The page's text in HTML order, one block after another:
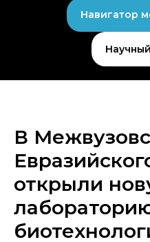
Навигатор
В
открыли